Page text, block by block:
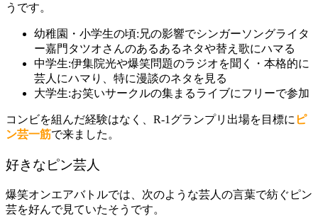
うです。
幼稚園・小学生の頃:兄の影響でシンガーソングライタ
ー嘉門タツオさんのあるあるネタや替え歌にハマる
中学生:伊集院光や爆笑問題のラジオを聞く・本格的に
芸人にハマり、特に漫談のネタを見る
大学生:お笑いサークルの集まるライブにフリーで参加
コンビを組んだ経験はなく、R-1グランプリ出場を目標に ピ
ン芸一筋で来ました。
好きなピン芸人
爆笑オンエアバトルでは、次のような芸人の言葉で紡ぐピン
芸を好んで見ていたそうです。